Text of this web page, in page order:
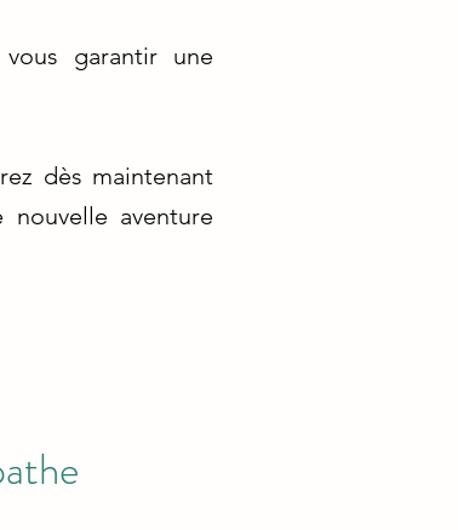
garantir une
dès maintenant
aventure